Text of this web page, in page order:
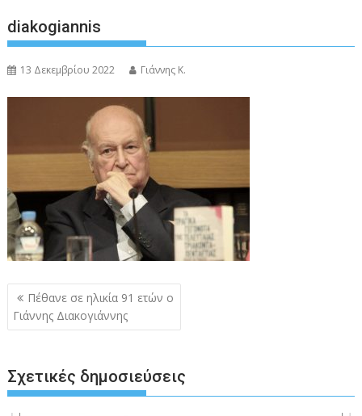
diakogiannis
13 Δεκεμβρίου 2022 Γιάννης Κ.
Πλοήγηση
άρθρων
Πέθανε σε ηλικία 91 ετών ο
Γιάννης Διακογιάννης
Σχετικές δημοσιεύσεις